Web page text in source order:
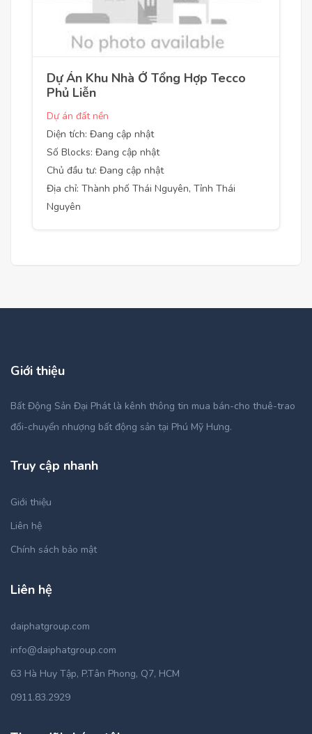
Dự Án Khu Nhà Ở Tổng Hợp Tecco
Phủ Liễn
Dự án đất nền
Diện tích: Đang cập nhật
Số Blocks: Đang cập nhật
Chủ đầu tư: Đang cập nhật
Địa chỉ: Thành phố Thái Nguyên, Tỉnh Thái
Nguyên
Giới thiệu
Bất Động Sản Đại Phát là kênh thông tin mua bán-cho thuê-trao
đổi-chuyển nhượng bất động sản tại Phú Mỹ Hưng.
Truy cập nhanh
Giới thiệu
Liên hệ
Chính sách bảo mật
Liên hệ
daiphatgroup.com
info@daiphatgroup.com
63 Hà Huy Tập, P.Tân Phong, Q7, HCM
0911.83.2929